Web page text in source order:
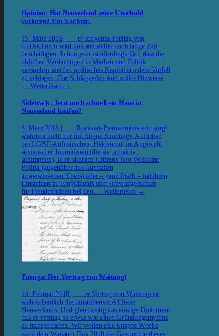
Opinion: Hat Neuseeland seine Unschuld
verloren? Ein Nachruf.
15. März 2019 | er schwarze Freitag von
Christchurch wird uns alle sicher noch lange Zeit
beschäftigen. Schon jetzt ist allerdings klar, dass die
üblichen Verdächtigen in Medien und Politik
versuchen werden politisches Kapital aus dem Vorfall
zu schlagen. Die Schlagzeilen sind voller Hinweise
Weiterlesen →
Sidetrack: Jetzt noch schnell ein Haus in
Neuseeland kaufen?
8. März 2018 | Rockstar-Premierministerin sorgt
wahrlich nicht nur mit Vogue Shootings, Auftritten
bei LGBT-Aufmärschen, Heldenmut im Angesicht
sexistischer Journalisten (die sie ‚attraktiv‘
schimpften), ihrer skurilen Citizens-Not-Welcome
Politik (gegenüber aus Australien
ausgewiesenen Kiwis) oder – ganz frisch – mit ihren
Einsichten zu Empfängnis und Schwangerschaft
für Freudentränen bei den …Weiterlesen →
Taonga: Der Vertrag von Waitangi
14. Februar 2018 | er Vertrag von Waitangi ist
wahrscheinlich die umstrittenste A4 Seite
Neuseelands. Und gleichzeitig das einzige Dokument
das es vermag so etwas wie einen Gründungsmythos
zu transportieren. Wir wollen eine knappe Woche
nach dem Waitangi Day 2018 die Geschichte dieses